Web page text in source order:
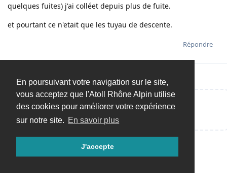
En poursuivant votre navigation sur le site,
vous acceptez que l'Atoll Rhône Alpin utilise
des cookies pour améliorer votre expérience
sur notre site. En savoir plus
J'accepte
quelques fuites) j'ai colléet depuis plus de fuite.
et pourtant ce n'etait que les tuyau de descente.
Répondre
Répondre…